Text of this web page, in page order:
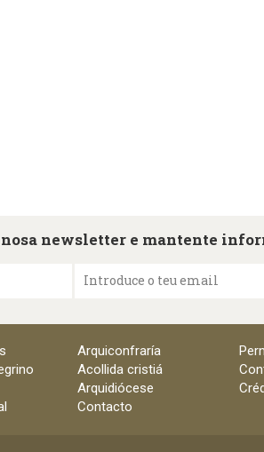
nosa newsletter e mantente
Introduce o teu email
Arquiconfraría
Acollida cristiá
Arquidiócese
Contacto